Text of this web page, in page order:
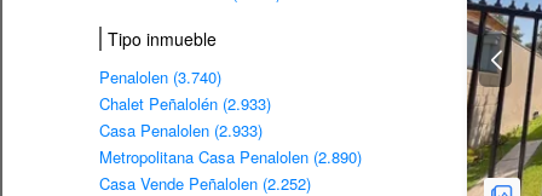
Tipo inmueble
Penalolen (3.740)
Chalet Peñalolén (2.933)
Casa Penalolen (2.933)
Metropolitana Casa Penalolen (2.890)
Casa Vende Peñalolen (2.252)